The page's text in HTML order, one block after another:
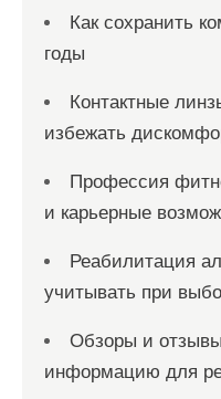
Как сохранить
годы
Контактные
избежать
Профессия
и карьерные
Реабилитация
учитывать при
Обзоры и
информацию для